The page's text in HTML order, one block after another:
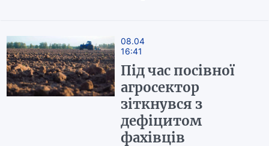
08.04
16:41
Під час посівної
агросектор
зіткнувся з
дефіцитом
фахівців